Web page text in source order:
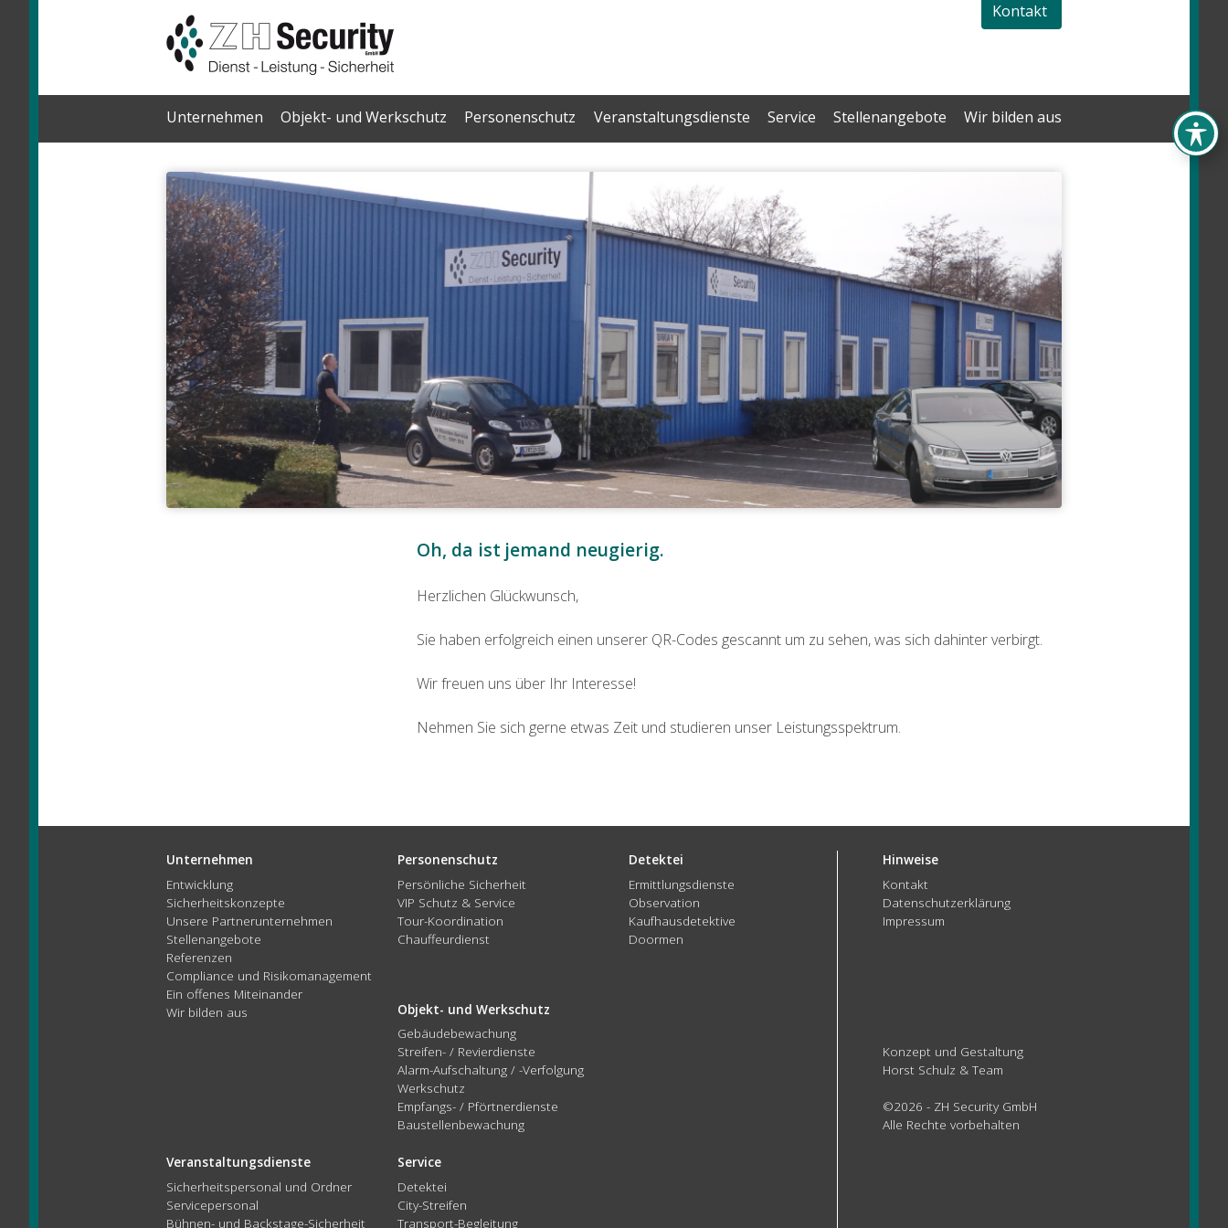
Kontakt
to
Unternehmen Objekt- und Werkschutz Personenschutz Veranstaltungsdienste Service Stellenangebote
Wir bilden aus
.
Oh, da ist jemand neugierig.
Herzlichen Glückwunsch,
Sie haben erfolgreich einen unserer QR-Codes gescannt um zu sehen, was sich dahinter verbirgt.
Wir freuen uns über Ihr Interesse!
Nehmen Sie sich gerne etwas Zeit und studieren unser Leistungsspektrum.
Unternehmen
Entwicklung
Sicherheitskonzepte
Unsere Partnerunternehmen
Stellenangebote
Referenzen
Compliance und Risikomanagement
Ein offenes Miteinander
Wir bilden aus
Personenschutz
Persönliche Sicherheit
VIP Schutz & Service
Tour-Koordination
Chauffeurdienst
Detektei
Ermittlungsdienste
Observation
Kaufhausdetektive
Doormen
Objekt- und Werkschutz
Gebäudebewachung
Streifen- / Revierdienste
Alarm-Aufschaltung / -Verfolgung
Werkschutz
Empfangs- / Pförtnerdienste
Baustellenbewachung
Veranstaltungsdienste
Sicherheitspersonal und Ordner
Servicepersonal
Bühnen- und Backstage-Sicherheit
Service
Detektei
City-Streifen
Transport-Begleitung
Hinweise
Kontakt
Datenschutzerklärung
Impressum
Konzept und Gestaltung
Horst Schulz & Team
©2026 - ZH Security GmbH
Alle Rechte vorbehalten